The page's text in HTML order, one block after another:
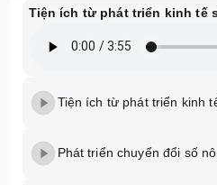
Tiện ích từ phát triển kinh tế
Tiện ích từ phát triển kinh
Phát triển chuyển đổi số